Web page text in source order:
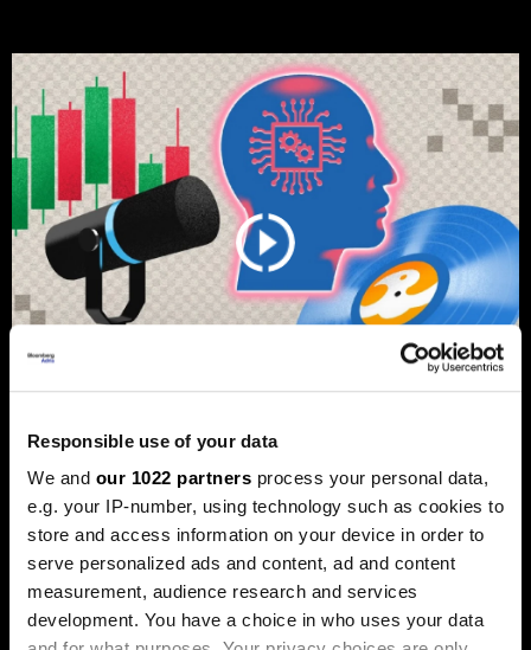
Responsible use of your data
We and our 1022 partners process your personal data,
e.g. your IP-number, using technology such as cookies to
store and access information on your device in order to
serve personalized ads and content, ad and content
measurement, audience research and services
development. You have a choice in who uses your data
Како вашата омилена песна може
да стане инвестиција
попрофитабилна од
недвижнините
Во последните неколку години, музичките права
станаа сè попопуларна форма на инвестирање.